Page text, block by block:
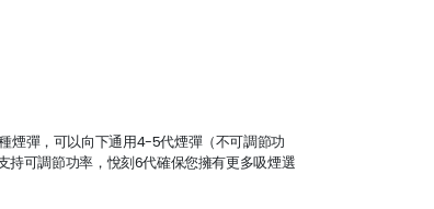
彈，可以向下通用4-5代煙彈（不可調節功
持可調節功率，悅刻6代確保您擁有更多吸煙選